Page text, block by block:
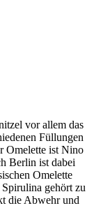
vor allem das
Füllungen
Omelette ist Nino
Berlin ist dabei
Omelette
gehört zu
die Abwehr und